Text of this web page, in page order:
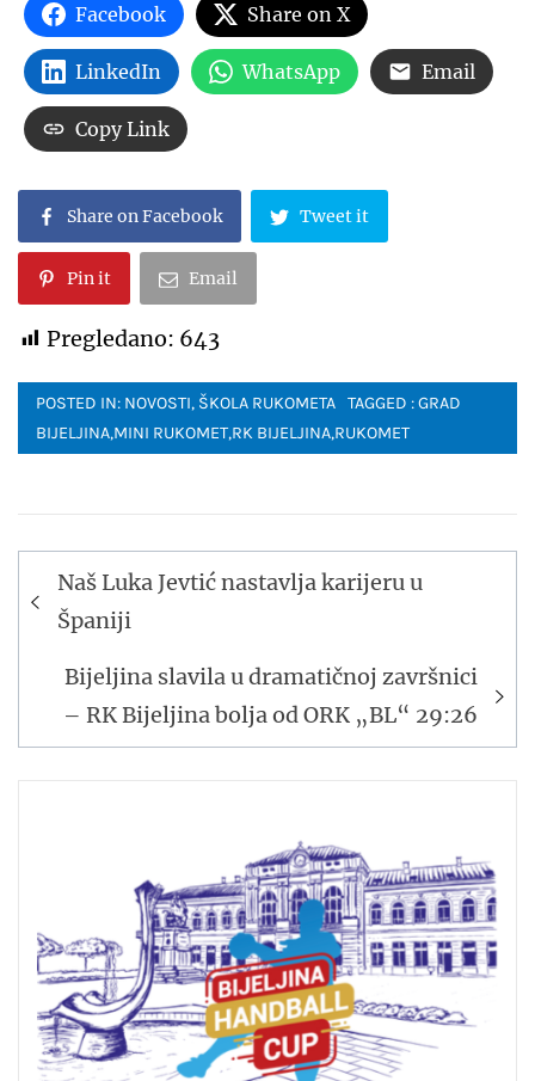
Facebook Share on X
LinkedIn WhatsApp Email
Copy Link
Share on Facebook Tweet it
Pin it Email
Pregledano: 643
POSTED IN: NOVOSTI, ŠKOLA RUKOMETA TAGGED :GRAD
BIJELJINA,MINI RUKOMET,RK BIJELJINA,RUKOMET
Navigacija
članaka
Naš Luka Jevtić nastavlja karijeru u
Španiji
Bijeljina slavila u dramatičnoj završnici
– RK Bijeljina bolja od ORK „BL“ 29:26